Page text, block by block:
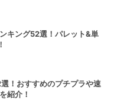
キング52選！パレット&単
！おすすめのプチプラや速
紹介！